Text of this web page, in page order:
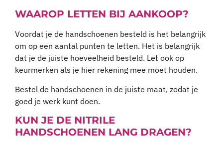
WAAROP LETTEN BIJ AANKOOP?
Voordat je de handschoenen besteld is het belangrijk
om op een aantal punten te letten. Het is belangrijk
dat je de juiste hoeveelheid besteld. Let ook op
keurmerken als je hier rekening mee moet houden.
Bestel de handschoenen in de juiste maat, zodat je
goed je werk kunt doen.
KUN JE DE NITRILE
HANDSCHOENEN LANG DRAGEN?